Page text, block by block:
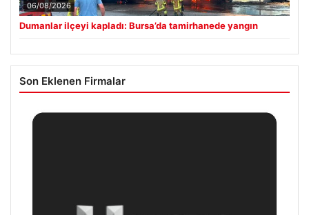
06/08/2026
Dumanlar ilçeyi kapladı: Bursa’da tamirhanede yangın
Son Eklenen Firmalar